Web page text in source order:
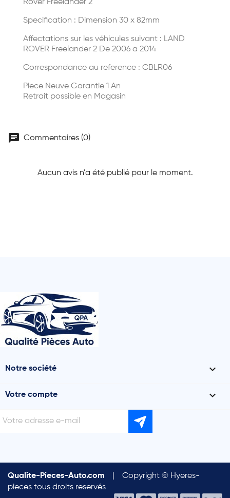
Rover Freelander 2
Specification : Dimension 30 x 82mm
Affectations sur les véhicules suivant : LAND
ROVER Freelander 2 De 2006 a 2014
Correspondance au reference : CBLR06
Piece Neuve Garantie 1 An
Retrait possible en Magasin
chat Commentaires (0)
Aucun avis n'a été publié pour le moment.
Notre société 
Votre compte 
Qualite-Pieces-Auto.com
Copyright © Hyeres-
pieces tous droits reservés